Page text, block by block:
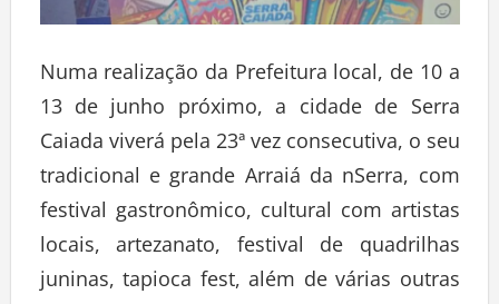
Numa realização da Prefeitura local, de 10 a
13 de junho próximo, a cidade de Serra
Caiada viverá pela 23ª vez consecutiva, o seu
tradicional e grande Arraiá da nSerra, com
festival gastronômico, cultural com artistas
locais, artezanato, festival de quadrilhas
juninas, tapioca fest, além de várias outras